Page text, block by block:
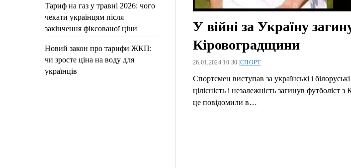
Тариф на газ у травні 2026: чого
чекати українцям після
закінчення фіксованої ціни
Новий закон про тарифи ЖКП:
чи зросте ціна на воду для
українців
У війні за Україну
Кіровоградщини
26.01.2024 10:30 |СПОРТ
Спортсмен виступав за українські і
цілісність і незалежність загинув
це повідомили в…